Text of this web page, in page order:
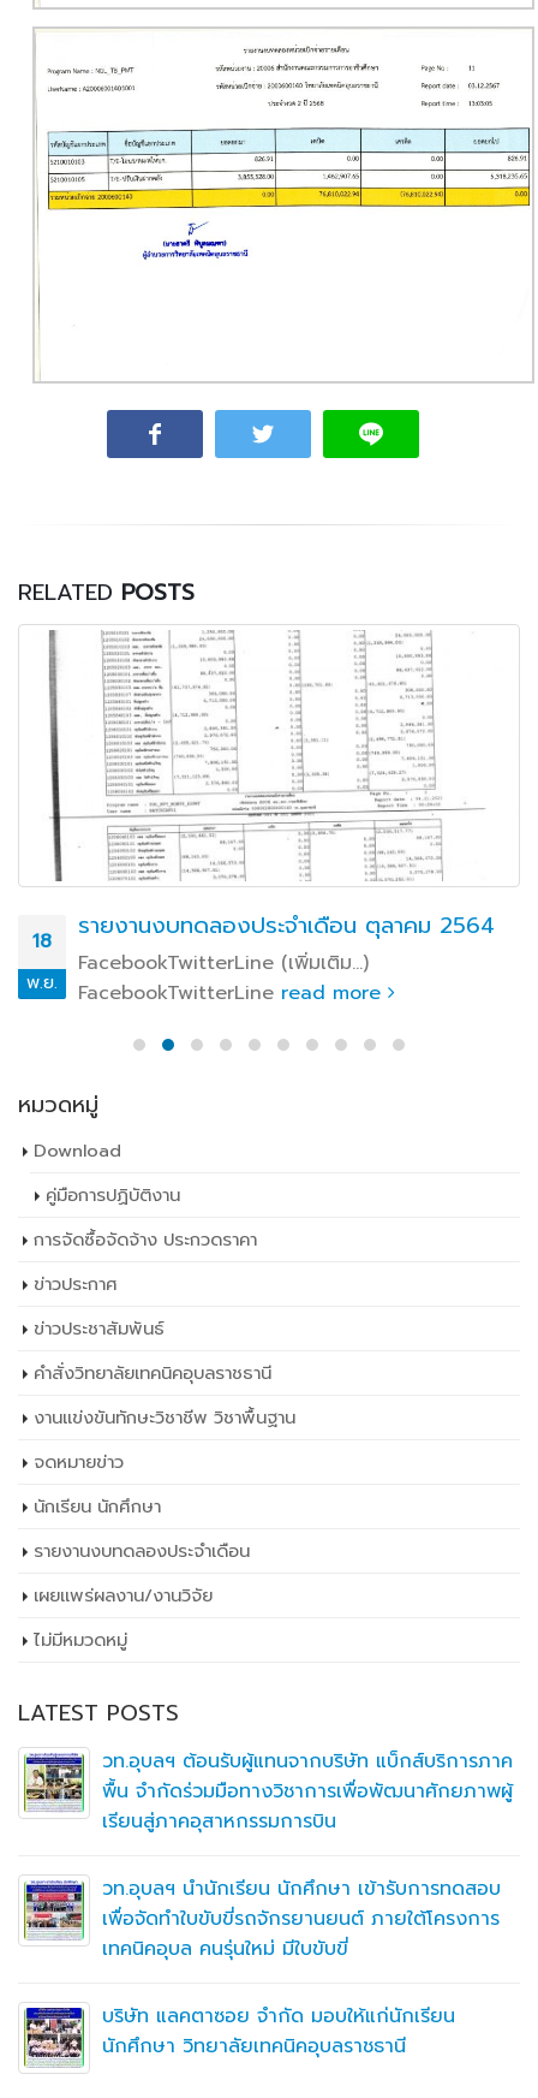
RELATED POSTS
18
พ.ย.
รายงานงบทดลองประจำเดือน ตุลาคม 2564
FacebookTwitterLine (เพิ่มเติม…)
FacebookTwitterLine read more
หมวดหมู่
Download
คู่มือการปฏิบัติงาน
การจัดซื้อจัดจ้าง ประกวดราคา
ข่าวประกาศ
ข่าวประชาสัมพันธ์
คำสั่งวิทยาลัยเทคนิคอุบลราชธานี
งานแข่งขันทักษะวิชาชีพ วิชาพื้นฐาน
จดหมายข่าว
นักเรียน นักศึกษา
รายงานงบทดลองประจำเดือน
เผยเเพร่ผลงาน/งานวิจัย
ไม่มีหมวดหมู่
LATEST POSTS
วท.อุบลฯ ต้อนรับผู้แทนจากบริษัท แบ็กส์บริการภาค
พื้น จำกัดร่วมมือทางวิชาการเพื่อพัฒนาศักยภาพผู้
เรียนสู่ภาคอุสาหกรรมการบิน
วท.อุบลฯ นำนักเรียน นักศึกษา เข้ารับการทดสอบ
เพื่อจัดทำใบขับขี่รถจักรยานยนต์ ภายใต้โครงการ
เทคนิคอุบล คนรุ่นใหม่ มีใบขับขี่
บริษัท แลคตาซอย จำกัด มอบให้แก่นักเรียน
นักศึกษา วิทยาลัยเทคนิคอุบลราชธานี